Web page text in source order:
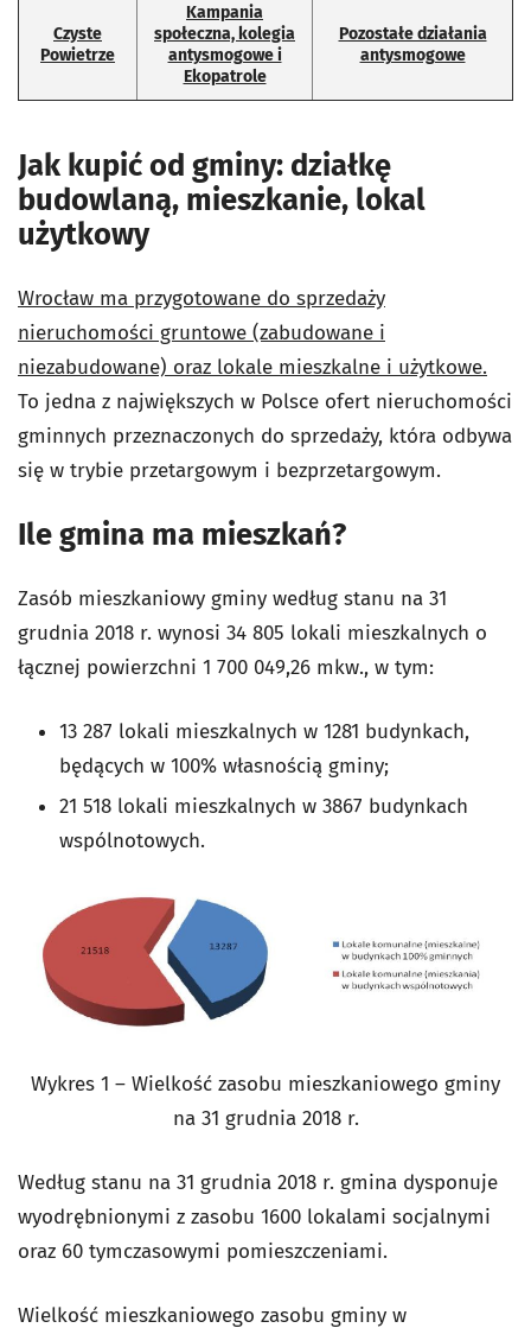
Czyste
Powietrze
Kampania
społeczna, kolegia
antysmogowe i
Ekopatrole
Pozostałe działania
antysmogowe
Jak kupić od gminy: działkę
budowlaną, mieszkanie, lokal
użytkowy
Wrocław ma przygotowane do sprzedaży
nieruchomości gruntowe (zabudowane i
niezabudowane) oraz lokale mieszkalne i użytkowe.
To jedna z największych w Polsce ofert nieruchomości
gminnych przeznaczonych do sprzedaży, która odbywa
się w trybie przetargowym i bezprzetargowym.
Ile gmina ma mieszkań?
Zasób mieszkaniowy gminy według stanu na 31
grudnia 2018 r. wynosi 34 805 lokali mieszkalnych o
łącznej powierzchni 1 700 049,26 mkw., w tym:
13 287 lokali mieszkalnych w 1281 budynkach,
będących w 100% własnością gminy;
21 518 lokali mieszkalnych w 3867 budynkach
wspólnotowych.
Wykres 1 – Wielkość zasobu mieszkaniowego gminy
na 31 grudnia 2018 r.
Według stanu na 31 grudnia 2018 r. gmina dysponuje
wyodrębnionymi z zasobu 1600 lokalami socjalnymi
oraz 60 tymczasowymi pomieszczeniami.
Wielkość mieszkaniowego zasobu gminy w